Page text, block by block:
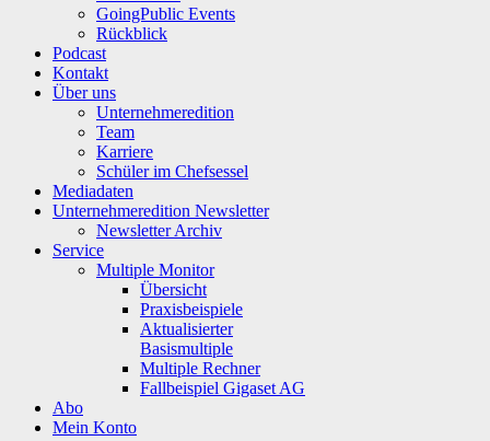
GoingPublic Events
Rückblick
Podcast
Kontakt
Über uns
Unternehmeredition
Team
Karriere
Schüler im Chefsessel
Mediadaten
Unternehmeredition Newsletter
Newsletter Archiv
Service
Multiple Monitor
Übersicht
Praxisbeispiele
Aktualisierter
Basismultiple
Multiple Rechner
Fallbeispiel Gigaset AG
Abo
Mein Konto